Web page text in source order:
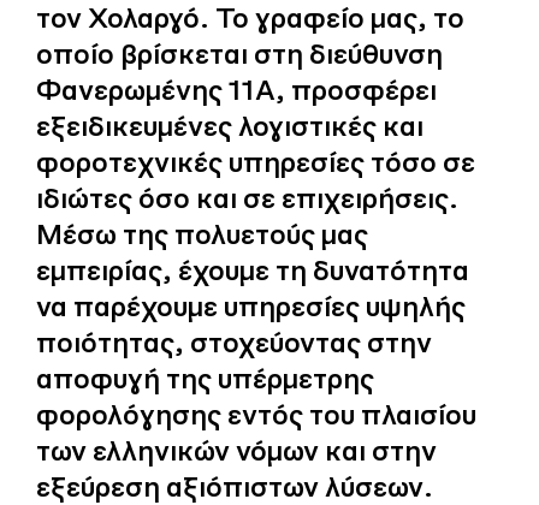
τον Χολαργό. Το γραφείο μας, το
οποίο βρίσκεται στη διεύθυνση
Φανερωμένης 11Α, προσφέρει
εξειδικευμένες λογιστικές και
φοροτεχνικές υπηρεσίες τόσο σε
ιδιώτες όσο και σε επιχειρήσεις.
Μέσω της πολυετούς μας
εμπειρίας, έχουμε τη δυνατότητα
να παρέχουμε υπηρεσίες υψηλής
ποιότητας, στοχεύοντας στην
αποφυγή της υπέρμετρης
φορολόγησης εντός του πλαισίου
των ελληνικών νόμων και στην
εξεύρεση αξιόπιστων λύσεων.